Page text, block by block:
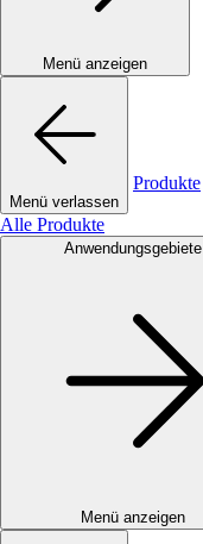
Menü anzeigen
Menü verlassen
Produkte
Alle Produkte
Anwendungsgebiete
Menü anzeigen